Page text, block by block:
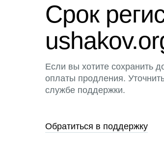
Срок
Если вы хотите сохранить
оплаты продления.
службе поддержки.
Обратиться в поддержку